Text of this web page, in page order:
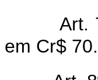
Art.
em Cr$